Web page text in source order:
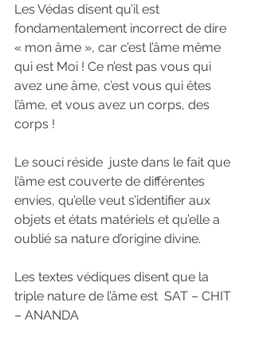
Les Védas disent qu’il est
fondamentalement incorrect de dire
« mon âme », car c’est l’âme même
qui est Moi ! Ce n’est pas vous qui
avez une âme, c’est vous qui êtes
l’âme, et vous avez un corps, des
corps !
Le souci réside  juste dans le fait que
l’âme est couverte de différentes
envies, qu’elle veut s’identifier aux
objets et états matériels et qu’elle a
oublié sa nature d’origine divine.
Les textes védiques disent que la
triple nature de l’âme est  SAT – CHIT
– ANANDA